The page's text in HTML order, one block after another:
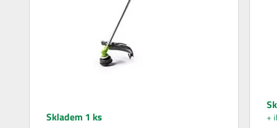
Skladem 1 ks +